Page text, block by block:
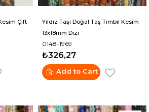
Çift
Yıldız Taşı Doğal Taş Tımbıl Kesim
13x18mm Dizi
0148-1969
₺326,27
Add to Cart